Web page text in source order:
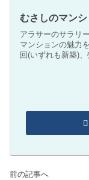
むさしのマン
アラサーのサラリ
マンションの魅力
回(いずれも新築)